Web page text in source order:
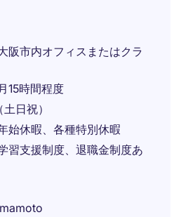
阪市内オフィスまたはクラ
15時間程度
日祝）
始休暇、各種特別休暇
習支援制度、退職金制度あ